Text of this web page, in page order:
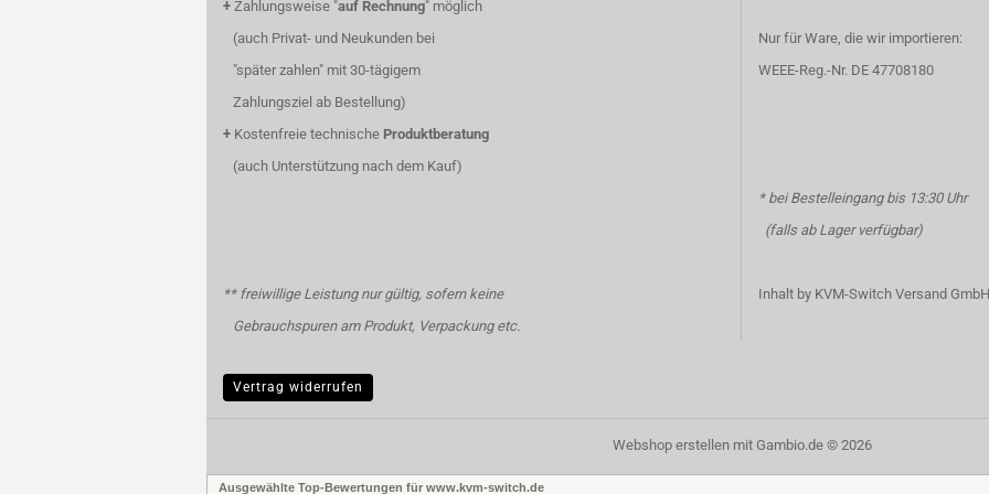
+ Zahlungsweise "auf Rechnung" möglich
(auch Privat- und Neukunden bei
"später zahlen" mit 30-tägigem
Zahlungsziel ab Bestellung)
+ Kostenfreie technische Produktberatung
(auch Unterstützung nach dem Kauf)
** freiwillige Leistung nur gültig, sofern keine
Gebrauchspuren am Produkt, Verpackung etc.
Nur für Ware, die wir importieren:
WEEE-Reg.-Nr. DE 47708180
* bei Bestelleingang bis 13:30 Uhr
(falls ab Lager verfügbar)
Inhalt by KVM-Switch Versand
Vertrag widerrufen
Webshop erstellenmit Gambio.de © 2026
Ausgewählte Top-Bewertungen für www.kvm-switch.de